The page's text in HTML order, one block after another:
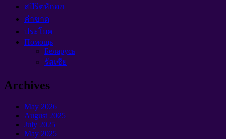
สปิริตหักอก
คำขาด
ประโยค
Помощь
Беларусь
รัสเซีย
Archives
May 2026
August 2025
July 2025
May 2025